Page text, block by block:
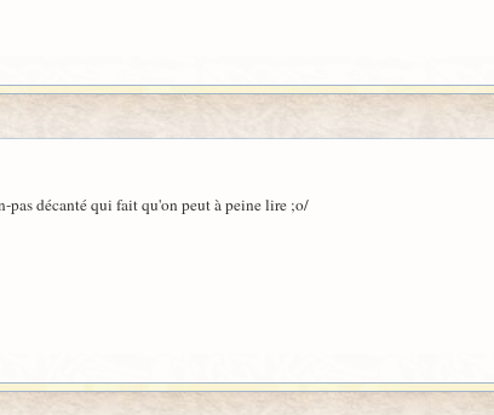
pas décanté qui fait qu'on peut à peine lire ;o/